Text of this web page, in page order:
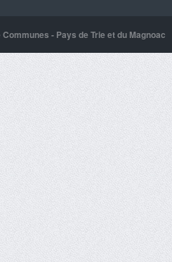
- Pays de Trie et du Magnoac